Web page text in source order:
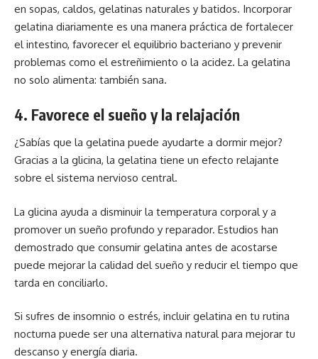
en sopas, caldos, gelatinas naturales y batidos. Incorporar
gelatina diariamente es una manera práctica de fortalecer
el intestino, favorecer el equilibrio bacteriano y prevenir
problemas como el estreñimiento o la acidez. La gelatina
no solo alimenta: también sana.
4. Favorece el sueño y la relajación
¿Sabías que la gelatina puede ayudarte a dormir mejor?
Gracias a la glicina, la gelatina tiene un efecto relajante
sobre el sistema nervioso central.
La glicina ayuda a disminuir la temperatura corporal y a
promover un sueño profundo y reparador. Estudios han
demostrado que consumir gelatina antes de acostarse
puede mejorar la calidad del sueño y reducir el tiempo que
tarda en conciliarlo.
Si sufres de insomnio o estrés, incluir gelatina en tu rutina
nocturna puede ser una alternativa natural para mejorar tu
descanso y energía diaria.